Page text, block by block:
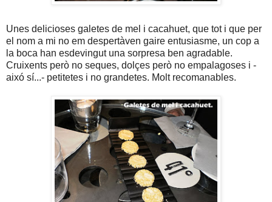
Unes delicioses galetes de mel i cacahuet, que tot i que per
el nom a mi no em despertàven gaire entusiasme, un cop a
la boca han esdevingut una sorpresa ben agradable.
Cruixents però no seques, dolçes però no empalagoses i -
aixó sí...- petitetes i no grandetes. Molt recomanables.